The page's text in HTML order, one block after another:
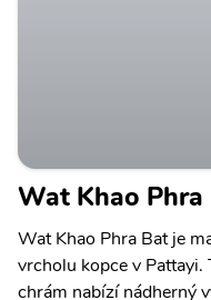
Wat Khao Phra
Wat Khao Phra Bat je
vrcholu kopce v
chrám nabízí nádherný